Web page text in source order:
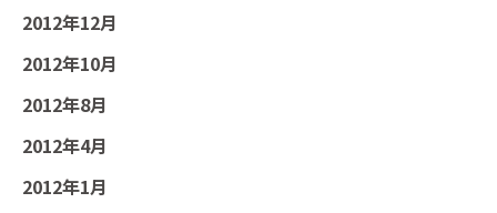
2012年12月
2012年10月
2012年8月
2012年4月
2012年1月